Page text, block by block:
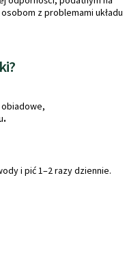
z problemami układu
.
i pić 1–2 razy dziennie.